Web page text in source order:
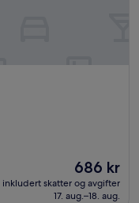
Prisen
686 kr
686 kr
inkludert skatter og avgifter
17. aug.–18. aug.